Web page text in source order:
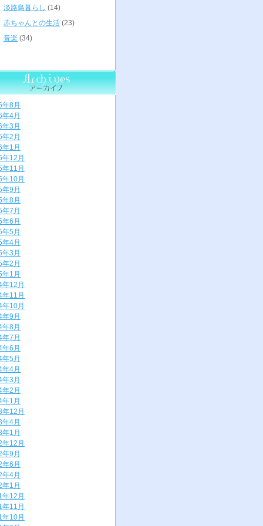
淡路島暮らし (14)
赤ちゃんとの生活 (23)
音楽 (34)
年8月
年4月
年3月
年2月
年1月
年12月
年11月
年10月
年9月
年8月
年7月
年6月
年5月
年4月
年3月
年2月
年1月
年12月
年11月
年10月
年9月
年8月
年7月
年6月
年5月
年4月
年3月
年2月
年1月
年12月
年4月
年1月
年12月
年9月
年6月
年4月
年1月
年12月
年11月
年10月